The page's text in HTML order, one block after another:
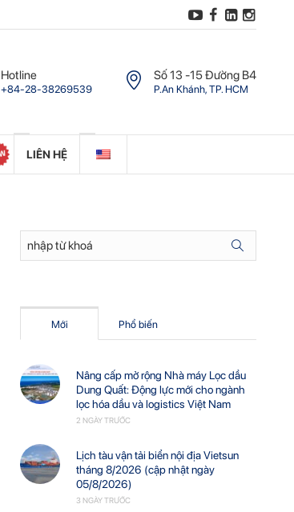
Hotline
+84-28-38269539
Số 13 -15 Ðường B4
P.An Khánh, TP. HCM
LIÊN HỆ
Mới Phổ biến
Nâng cấp mở rộng Nhà máy Lọc dầu
Dung Quất: Động lực mới cho ngành
lọc hóa dầu và logistics Việt Nam
2 NGÀY TRƯỚC
Lịch tàu vận tải biển nội địa Vietsun
tháng 8/2026 (cập nhật ngày
05/8/2026)
3 NGÀY TRƯỚC